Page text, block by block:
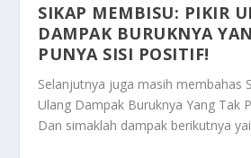
SIKAP MEMBISU: PIKIR
DAMPAK BURUKNYA
PUNYA SISI POSITIF!
Selanjutnya juga masih membahas
Ulang Dampak Buruknya Yang Tak
Dan simaklah dampak berikutnya